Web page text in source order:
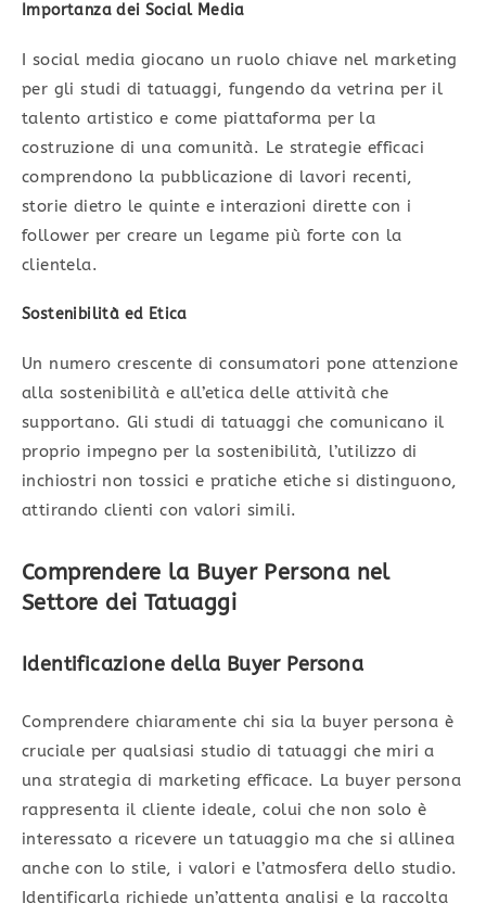
Importanza dei Social Media
I social media giocano un ruolo chiave nel marketing
per gli studi di tatuaggi, fungendo da vetrina per il
talento artistico e come piattaforma per la
costruzione di una comunità. Le strategie efficaci
comprendono la pubblicazione di lavori recenti,
storie dietro le quinte e interazioni dirette con i
follower per creare un legame più forte con la
clientela.
Sostenibilità ed Etica
Un numero crescente di consumatori pone attenzione
alla sostenibilità e all’etica delle attività che
supportano. Gli studi di tatuaggi che comunicano il
proprio impegno per la sostenibilità, l’utilizzo di
inchiostri non tossici e pratiche etiche si distinguono,
attirando clienti con valori simili.
Comprendere la Buyer Persona nel
Settore dei Tatuaggi
Identificazione della Buyer Persona
Comprendere chiaramente chi sia la buyer persona è
cruciale per qualsiasi studio di tatuaggi che miri a
una strategia di marketing efficace. La buyer persona
rappresenta il cliente ideale, colui che non solo è
interessato a ricevere un tatuaggio ma che si allinea
anche con lo stile, i valori e l’atmosfera dello studio.
Identificarla richiede un’attenta analisi e la raccolta